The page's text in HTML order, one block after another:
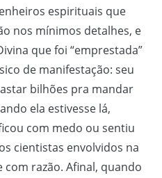
espirituais que
nos mínimos detalhes, e
que foi “emprestada”
de manifestação: seu
bilhões pra mandar
ela estivesse lá,
com medo ou sentiu
cientistas envolvidos na
com razão. Afinal, quando